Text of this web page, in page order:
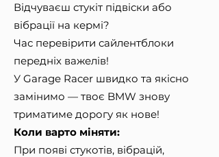
Відчуваєш стукіт підвіски або
вібрації на кермі?
Час перевірити сайлентблоки
передніх важелів!
У Garage Racer швидко та якісно
замінимо — твоє BMW знову
триматиме дорогу як нове!
Коли варто міняти:
При появі стукотів, вібрацій,